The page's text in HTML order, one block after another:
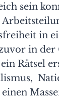
sein
in
in der
Rätsel